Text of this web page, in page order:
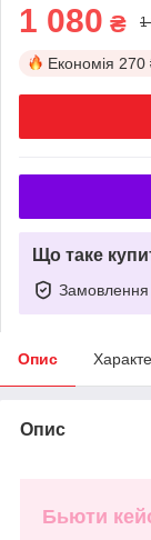
1 080 ₴ 1
Економія 270
Що таке
Замовлення
Опис
Опис
Бьюти